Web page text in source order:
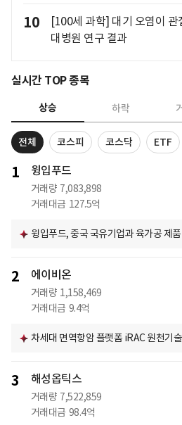
10
[100세 과학] 대기 오염이
대병원 연구 결과
실시간 TOP 종목
상승 하락
전체 코스피 코스닥 ETF
1 윙입푸드
거래량 7,083,898
거래대금 127.5억
윙입푸드, 중국 국유기업과 육가공 제
2 에이비온
거래량 1,158,469
거래대금 9.4억
차세대 면역항암 플랫폼 iRAC 원천기
3 해성옵틱스
거래량 7,522,859
거래대금 98.4억